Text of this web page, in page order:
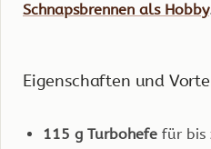
Schnapsbrennen als Hobby
Eigenschaften und
115 g Turbohefe für bis